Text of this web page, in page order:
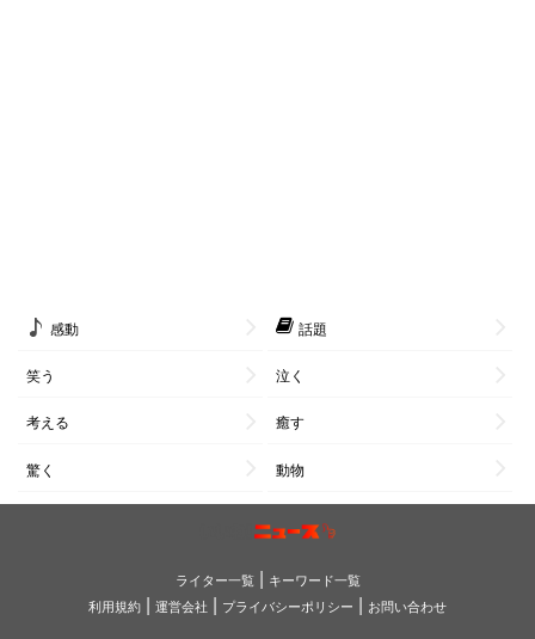
感動 話題
笑う 泣く
考える 癒す
驚く 動物
ライター一覧| キーワード一覧
利用規約 | 運営会社 | プライバシーポリシー | お問い合わせ